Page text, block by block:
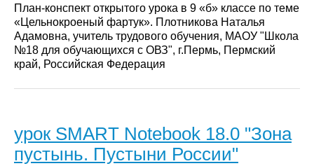
План-конспект открытого урока в 9 «б» классе по теме
«Цельнокроеный фартук». Плотникова Наталья
Адамовна, учитель трудового обучения, МАОУ "Школа
№18 для обучающихся с ОВЗ", г.Пермь, Пермский
край, Российская Федерация
урок SMART Notebook 18.0 "Зона
пустынь. Пустыни России"